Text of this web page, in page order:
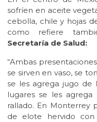
sofríen en aceite
cebolla, chile y hojas
como refiere
Secretaría de Salud:
“Ambas
se sirven en vaso, se
se les agrega jugo de
lugares se les
rallado. En Monterrey
de elote hervido con